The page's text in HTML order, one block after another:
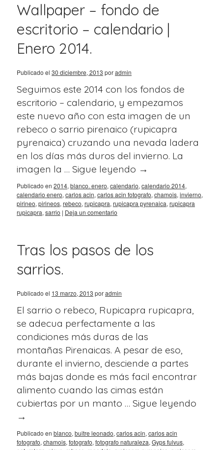
Wallpaper – fondo de
escritorio – calendario |
Enero 2014.
Publicado el 30 diciembre, 2013 poradmin
Seguimos este 2014 con los fondos de
escritorio – calendario, y empezamos
este nuevo año con esta imagen de un
rebeco o sarrio pirenaico (rupicapra
pyrenaica) cruzando una nevada ladera
en los días más duros del invierno. La
imagen la … Sigue leyendo →
Publicado en 2014, blanco. enero, calendario, calendario 2014,
calendario enero, carlos acin, carlos acin fotografo, chamois, invierno,
pirineo, pirineos, rebeco, rupicapra, rupicapra pyrenaica, rupicapra
rupicapra, sarrio | Deja un comentario
Tras los pasos de los
sarrios.
Publicado el 13 marzo, 2013 poradmin
El sarrio o rebeco, Rupicapra rupicapra,
se adecua perfectamente a las
condiciones más duras de las
montañas Pirenaicas. A pesar de eso,
durante el invierno, desciende a partes
más bajas donde es más facil encontrar
alimento cuando las cimas están
cubiertas por un manto … Sigue leyendo
→
Publicado en blanco, buitre leonado, carlos acin, carlos acin
fotografo, chamois, fotografo, fotografo naturaleza, Gyps fulvus,